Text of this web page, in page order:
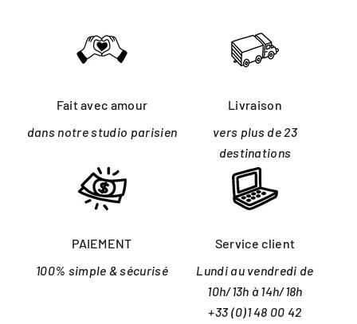
Fait avec amour
dans notre studio parisien
Livraison
vers plus de 23
destinations
PAIEMENT
100% simple & sécurisé
Service client
Lundi au vendredi de
10h/13h à 14h/18h
+33 (0)1 48 00 42